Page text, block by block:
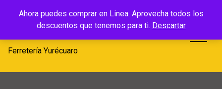
Ahora puedes comprar en Linea. Aprovecha todos los
descuentos que tenemos para ti. Descartar
Ferretería
Yurécuaro
Ferretería Yurécuaro